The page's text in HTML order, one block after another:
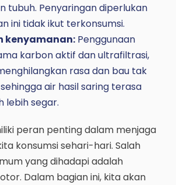
tubuh. Penyaringan diperlukan
ini tidak ikut terkonsumsi.
kenyamanan:Penggunaan
karbon aktif dan ultrafiltrasi,
rasa dan bau tak
air hasil saring terasa
lebih segar.
peran penting dalam menjaga
konsumsi sehari-hari. Salah
yang dihadapi adalah
Dalam bagian ini, kita akan